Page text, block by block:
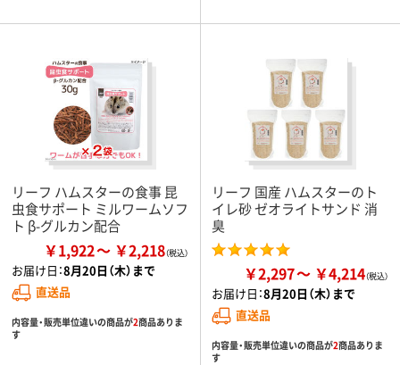
リーフ ハムスターの食事 昆
虫食サポート ミルワームソフ
ト β-グルカン配合
￥1,922 ￥2,218
お届け日：8月20日（木）まで
直送品
内容量・販売単位違いの商品が2商品ありま
す
リーフ 国産 ハムスターのト
イレ砂 ゼオライトサンド 消
臭
￥2,297 ￥4,214
お届け日：8月20日（木）まで
直送品
内容量・販売単位違いの商品が2商品ありま
す